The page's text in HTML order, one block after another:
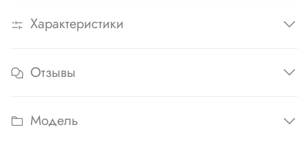
Характеристики
Отзывы
Модель